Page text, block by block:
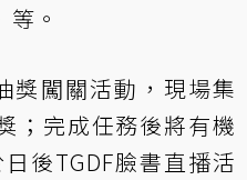
。
獎闖關活動，現場集
；完成任務後將有機
後TGDF臉書直播活